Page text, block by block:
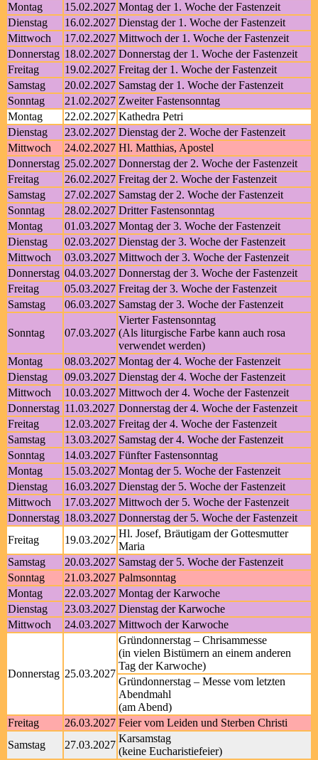
Montag
15.02.2027 Montag der 1. Woche der Fastenzeit
Dienstag
16.02.2027 Dienstag der 1. Woche der Fastenzeit
Mittwoch
17.02.2027 Mittwoch der 1. Woche der Fastenzeit
Donnerstag 18.02.2027 Donnerstag der 1. Woche der Fastenzeit
Freitag
19.02.2027 Freitag der 1. Woche der Fastenzeit
Samstag
20.02.2027 Samstag der 1. Woche der Fastenzeit
Sonntag
21.02.2027 Zweiter Fastensonntag
Montag
22.02.2027 Kathedra Petri
Dienstag
23.02.2027 Dienstag der 2. Woche der Fastenzeit
Mittwoch
24.02.2027 Hl. Matthias, Apostel
Donnerstag 25.02.2027 Donnerstag der 2. Woche der Fastenzeit
Freitag
26.02.2027 Freitag der 2. Woche der Fastenzeit
Samstag
27.02.2027 Samstag der 2. Woche der Fastenzeit
Sonntag
28.02.2027 Dritter Fastensonntag
Montag
01.03.2027 Montag der 3. Woche der Fastenzeit
Dienstag
02.03.2027 Dienstag der 3. Woche der Fastenzeit
Mittwoch
03.03.2027 Mittwoch der 3. Woche der Fastenzeit
Donnerstag 04.03.2027 Donnerstag der 3. Woche der Fastenzeit
Freitag
05.03.2027 Freitag der 3. Woche der Fastenzeit
Samstag
06.03.2027 Samstag der 3. Woche der Fastenzeit
Sonntag 07.03.2027
Vierter Fastensonntag
(Als liturgische Farbe kann auch rosa
verwendet werden)
Montag
08.03.2027 Montag der 4. Woche der Fastenzeit
Dienstag
09.03.2027 Dienstag der 4. Woche der Fastenzeit
Mittwoch
10.03.2027 Mittwoch der 4. Woche der Fastenzeit
Donnerstag 11.03.2027 Donnerstag der 4. Woche der Fastenzeit
Freitag
12.03.2027 Freitag der 4. Woche der Fastenzeit
Samstag
13.03.2027 Samstag der 4. Woche der Fastenzeit
Sonntag
14.03.2027 Fünfter Fastensonntag
Montag
15.03.2027 Montag der 5. Woche der Fastenzeit
Dienstag
16.03.2027 Dienstag der 5. Woche der Fastenzeit
Mittwoch
17.03.2027 Mittwoch der 5. Woche der Fastenzeit
Donnerstag 18.03.2027 Donnerstag der 5. Woche der Fastenzeit
Freitag
19.03.2027
Hl. Josef, Bräutigam der Gottesmutter
Maria
Samstag
20.03.2027 Samstag der 5. Woche der Fastenzeit
Sonntag
21.03.2027 Palmsonntag
Montag
22.03.2027 Montag der Karwoche
Dienstag
23.03.2027 Dienstag der Karwoche
Mittwoch
24.03.2027 Mittwoch der Karwoche
Donnerstag 25.03.2027
Gründonnerstag – Chrisammesse
(in vielen Bistümern an einem anderen
Tag der Karwoche)
Gründonnerstag – Messe vom letzten
Abendmahl
(am Abend)
Freitag
26.03.2027 Feier vom Leiden und Sterben Christi
Samstag
27.03.2027
Karsamstag
(keine Eucharistiefeier)